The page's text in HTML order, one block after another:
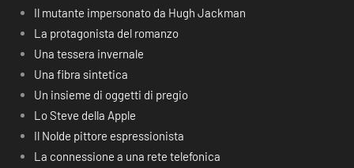
Il mutante impersonato da Hugh Jackman
La protagonista del romanzo
Una tessera invernale
Una fibra sintetica
Un insieme di oggetti di pregio
Lo Steve della Apple
Il Nolde pittore espressionista
La connessione a una rete telefonica